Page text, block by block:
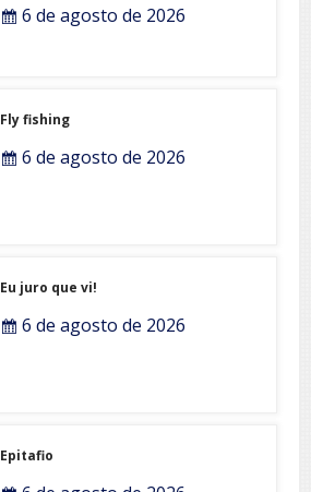
6 de agosto de 2026
Fly fishing
6 de agosto de 2026
Eu juro que vi!
6 de agosto de 2026
Epitafio